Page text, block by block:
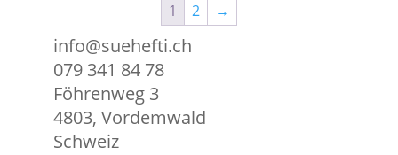
1 2 →
info@suehefti.ch
079 341 84 78
Föhrenweg 3
4803, Vordemwald
Schweiz